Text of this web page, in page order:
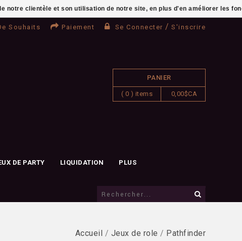
Souhaits Paiement Se Connecter / S'inscrire
PANIER
( 0 ) items 0,00$CA
DE PARTY LIQUIDATION PLUS
Accueil / Jeux de role / Pathfinder
notre clientèle et son utilisation de notre site, en plus d'en améliorer les